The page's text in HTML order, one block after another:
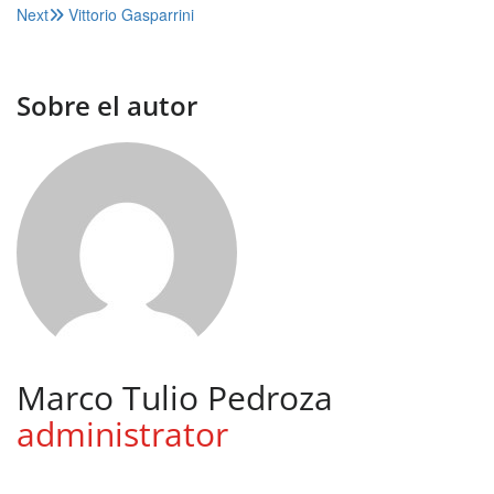
de
Next
Vittorio Gasparrini
Sobre el autor
Marco Tulio Pedroza
administrator